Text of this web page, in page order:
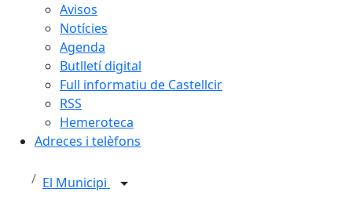
Avisos
Notícies
Agenda
Butlletí digital
Full informatiu de Castellcir
RSS
Hemeroteca
Adreces i telèfons
El Municipi